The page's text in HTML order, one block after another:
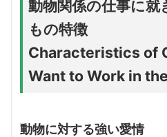
動物関係の仕事に
もの特徴
Characteristics of
Want to Work in
動物に対する強い愛情